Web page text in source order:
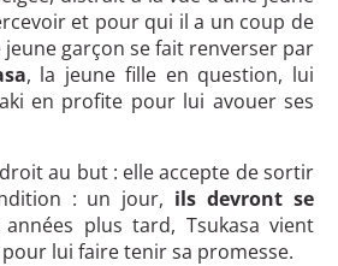
et pour qui il a un coup de
garçon se fait renverser par
, la jeune fille en question, lui
en profite pour lui avouer ses
au but : elle accepte de sortir
: un jour, ils devront se
plus tard, Tsukasa vient
lui faire tenir sa promesse.